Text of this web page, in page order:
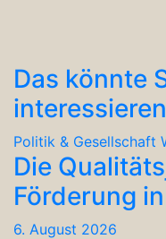
Das könnte
interessieren
Politik & Gesellschaft
Die
Förderung
6. August 2026